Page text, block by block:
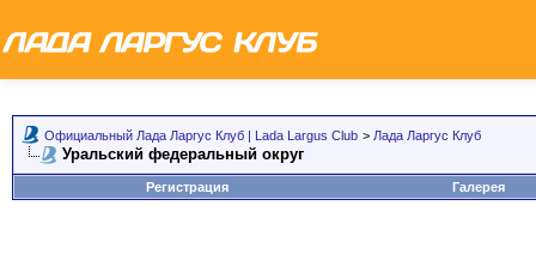
Официальный Лада Ларгус Клуб | Lada Largus Club > Лада Ларгус Клуб
Уральский федеральный округ
Регистрация Галерея